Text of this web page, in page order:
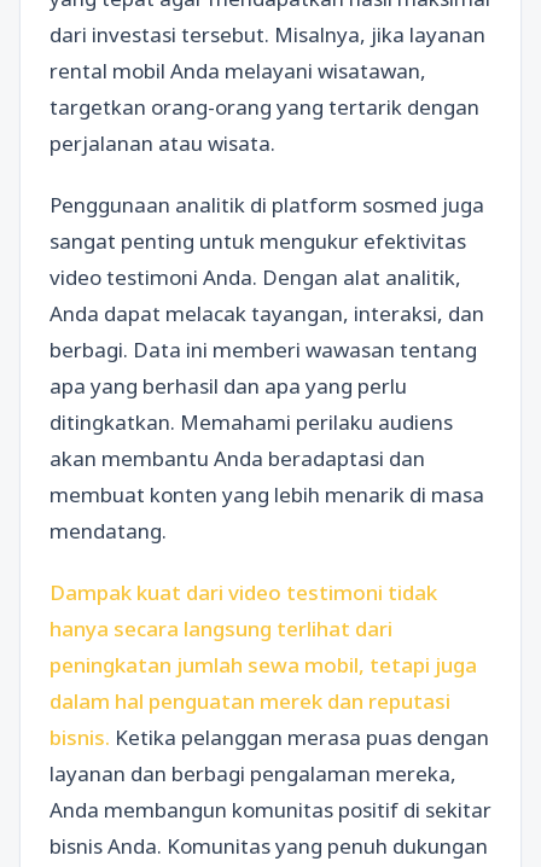
dari investasi tersebut. Misalnya, jika layanan
rental mobil Anda melayani wisatawan,
targetkan orang-orang yang tertarik dengan
perjalanan atau wisata.
Penggunaan analitik di platform sosmed juga
sangat penting untuk mengukur efektivitas
video testimoni Anda. Dengan alat analitik,
Anda dapat melacak tayangan, interaksi, dan
berbagi. Data ini memberi wawasan tentang
apa yang berhasil dan apa yang perlu
ditingkatkan. Memahami perilaku audiens
akan membantu Anda beradaptasi dan
membuat konten yang lebih menarik di masa
mendatang.
Dampak kuat dari video testimoni tidak
hanya secara langsung terlihat dari
peningkatan jumlah sewa mobil, tetapi juga
dalam hal penguatan merek dan reputasi
bisnis. Ketika pelanggan merasa puas dengan
layanan dan berbagi pengalaman mereka,
Anda membangun komunitas positif di sekitar
bisnis Anda. Komunitas yang penuh dukungan